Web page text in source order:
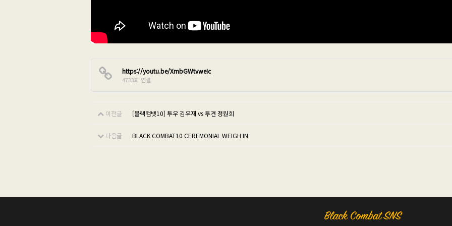
https://youtu.be/XmbGWtvweIc
4733회 연결
이전글 [블랙컴뱃10] 투우 김우재 vs 투견 정원희
다음글 BLACK COMBAT10 CEREMONIAL WEIGH IN